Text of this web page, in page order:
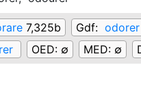
7,325b Gdf: odorer
OED: ∅ MED: ∅